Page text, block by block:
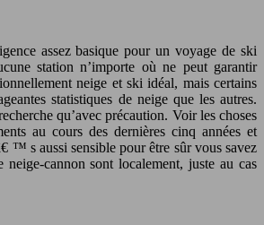
assez basique pour un voyage de ski
station n’importe où ne peut garantir
neige et ski idéal, mais certains
statistiques de neige que les autres.
qu’avec précaution. Voir les choses
au cours des dernières cinq années et
™ s aussi sensible pour être sûr vous savez
neige-cannon sont localement, juste au cas